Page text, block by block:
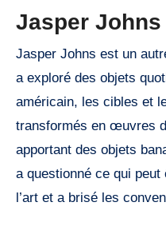
Jasper Johns
Jasper Johns est un
a exploré des objets
américain, les cibles et
transformés en œuvres
apportant des objets
a questionné ce qui
l’art et a brisé les